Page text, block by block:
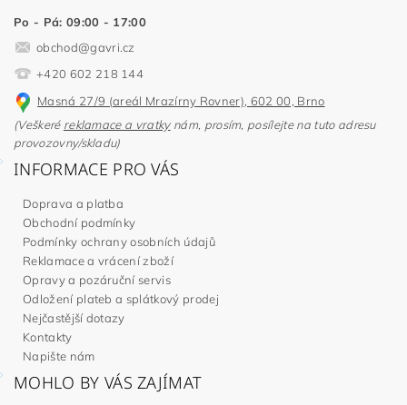
Po - Pá: 09:00 - 17:00
obchod@gavri.cz
+420 602 218 144
Masná 27/9 (areál Mrazírny Rovner), 602 00, Brno
(Veškeré reklamace a vratkynám, prosím, posílejte na tuto adresu
provozovny/skladu)
INFORMACE PRO VÁS
Doprava a platba
Obchodní podmínky
Podmínky ochrany osobních údajů
Reklamace a vrácení zboží
Opravy a pozáruční servis
Odložení plateb a splátkový prodej
Nejčastější dotazy
Kontakty
Napište nám
MOHLO BY VÁS ZAJÍMAT